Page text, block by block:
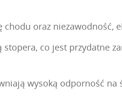
oraz niezawodność,
co jest przydatne
wysoką odporność